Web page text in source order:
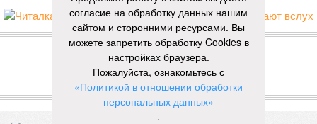
НОВОСТИ ПАРТНЕРОВ
Новости smi2.ru
ЕЩЕ ИЗ РАЗДЕЛА «ОБЩЕСТВО»
согласие на обработку данных нашим
сайтом и сторонними ресурсами. Вы
можете запретить обработку Cookies в
настройках браузера.
Пожалуйста, ознакомьтесь с
«Политикой в отношении обработки
персональных данных»
.